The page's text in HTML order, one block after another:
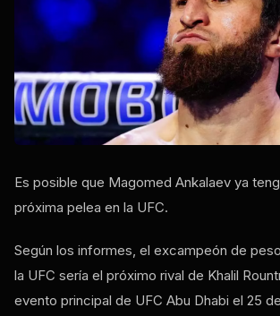
Es posible que Magomed Ankalaev ya
próxima pelea en la UFC.
Según los informes, el excampeón de
la UFC sería el próximo rival de Khalil
evento principal de UFC Abu Dhabi el 25